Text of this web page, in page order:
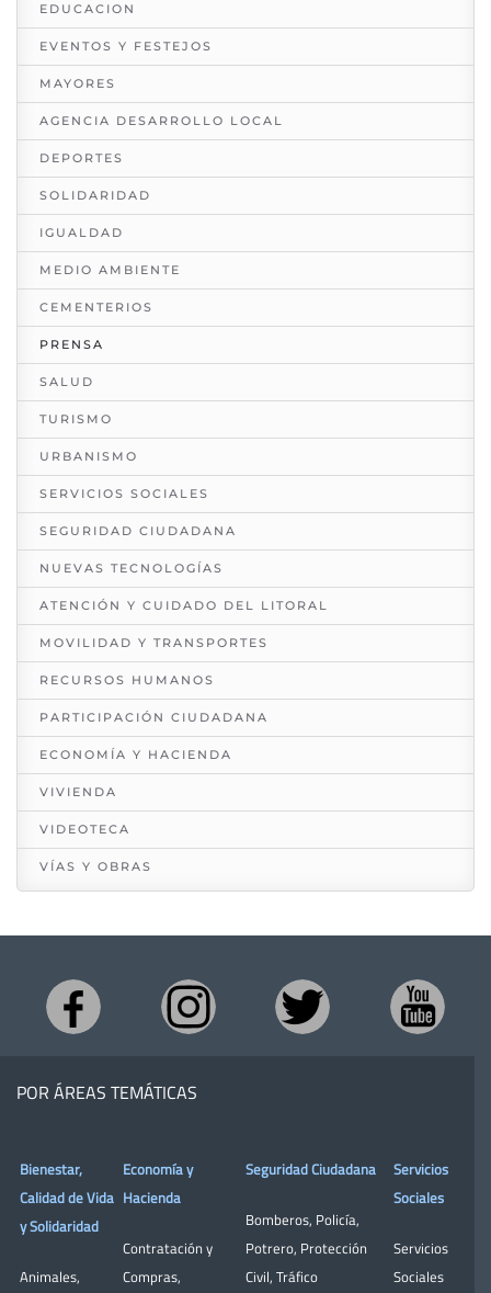
EDUCACION
EVENTOS Y FESTEJOS
MAYORES
AGENCIA DESARROLLO LOCAL
DEPORTES
SOLIDARIDAD
IGUALDAD
MEDIO AMBIENTE
CEMENTERIOS
PRENSA
SALUD
TURISMO
URBANISMO
SERVICIOS SOCIALES
SEGURIDAD CIUDADANA
NUEVAS TECNOLOGÍAS
ATENCIÓN Y CUIDADO DEL LITORAL
MOVILIDAD Y TRANSPORTES
RECURSOS HUMANOS
PARTICIPACIÓN CIUDADANA
ECONOMÍA Y HACIENDA
VIVIENDA
VIDEOTECA
VÍAS Y OBRAS
POR ÁREAS TEMÁTICAS
Bienestar,
Calidad de Vida
y Solidaridad
Animales,
Economía y
Hacienda
Contratación y
Compras,
Seguridad Ciudadana
Bomberos, Policía,
Potrero, Protección
Civil, Tráfico
Servicios
Sociales
Servicios
Sociales